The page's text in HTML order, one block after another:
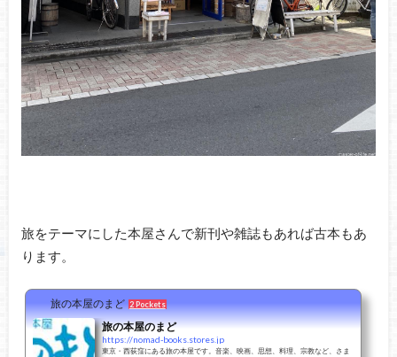
旅をテーマにした本屋さんで新刊や雑誌もあれば古本もあ
ります。
旅の本屋のまど 2 Pockets
旅の本屋のまど
https://nomad-books.stores.jp
東京・西荻窪にある旅の本屋です。音楽、映画、思想、料理、宗教など、さま